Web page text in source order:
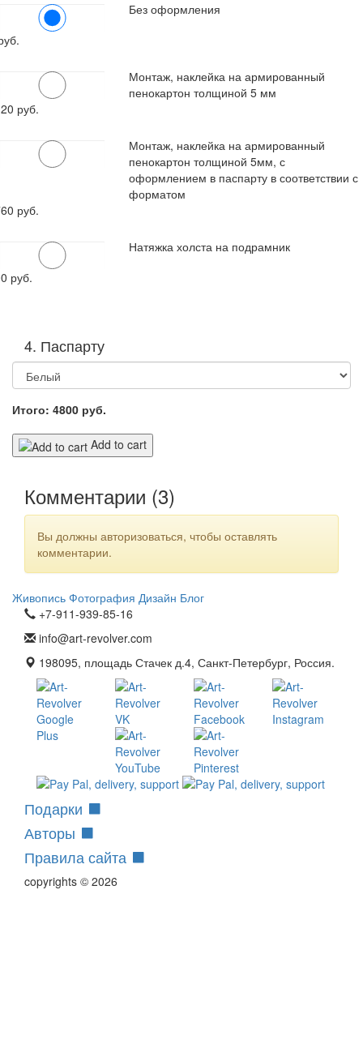
Без оформления
Монтаж, наклейка на армированный
пенокартон толщиной 5 мм
руб.
Монтаж, наклейка на армированный
пенокартон толщиной 5мм, с
оформлением в паспарту в соответствии с
форматом
руб.
Натяжка холста на подрамник
руб.
4. Паспарту
Итого: 4800 руб.
Add to cart
Комментарии (3)
Вы должны авторизоваться, чтобы оставлять
комментарии.
Живопись Фотография Дизайн Блог
+7-911-939-85-16
info@art-revolver.com
198095, площадь Стачек д.4, Санкт-Петербург, Россия.
Подарки
Авторы
Правила сайта
copyrights © 2026